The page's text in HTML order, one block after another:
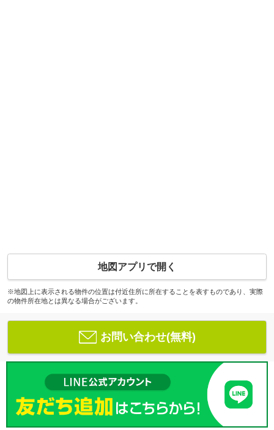
地図アプリで開く
※地図上に表示される物件の位置は付近住所に所在することを表すものであり、実際
の物件所在地とは異なる場合がございます。
お問い合わせ(無料)